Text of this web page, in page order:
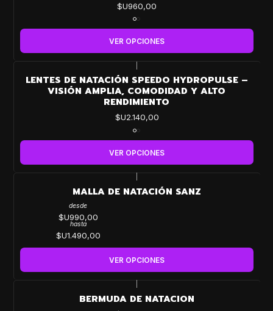
$U960,00
VER OPCIONES
LENTES DE NATACIÓN SPEEDO HYDROPULSE –
VISIÓN AMPLIA, COMODIDAD Y ALTO
RENDIMIENTO
$U2.140,00
VER OPCIONES
MALLA DE NATACIÓN SANZ
desde
$U990,00
hasta
$U1.490,00
VER OPCIONES
BERMUDA DE NATACION